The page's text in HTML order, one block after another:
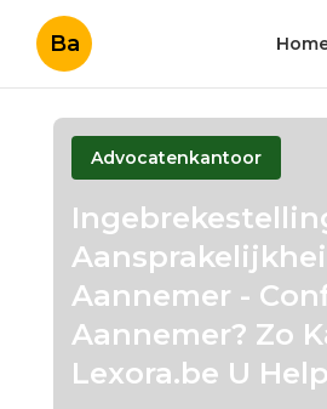
Ba
Advocatenkantoor
Aannemer -
Aannemer? Zo
Lexora.be U